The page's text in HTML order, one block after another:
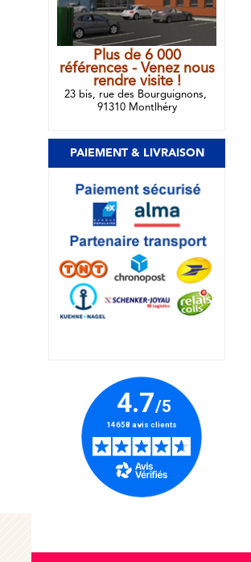
Plus de 6 000
références - Venez nous
rendre visite !
23 bis, rue des Bourguignons,
91310 Montlhéry
PAIEMENT & LIVRAISON